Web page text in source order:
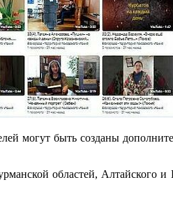
могут быть созданы
областей, Алтайского и